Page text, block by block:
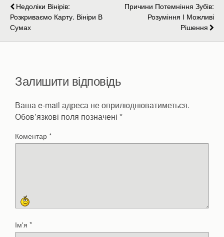
Недоліки Вінірів:
Розкриваємо Карту. Вініри В
Сумах
Причини Потемніння Зубів:
Розуміння І Можливі
Рішення
Залишити відповідь
Ваша e-mail адреса не оприлюднюватиметься.
Обов’язкові поля позначені *
Коментар*
Ім'я *